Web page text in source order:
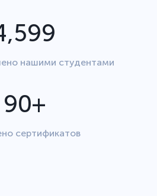
нашими студентами
90+
сертификатов